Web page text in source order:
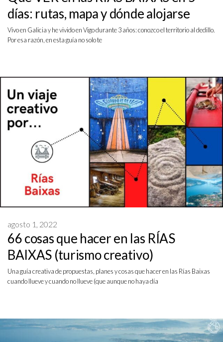
días: rutas, mapa y dónde alojarse
Vivo en Galicia y he vivido en Vigo durante 3 años: conozco el territorio al dedillo.
Por esa razón, en esta guía no solo te
66 cosas que hacer en las RÍAS
BAIXAS (turismo creativo)
agosto 1, 2022
Una guía creativa de propuestas, planes y cosas que hacer en las Rías Baixas
cuando llueve y cuando no llueve (que aunque no haya día